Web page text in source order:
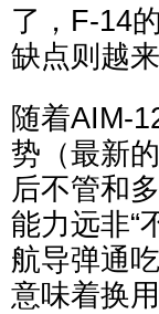
了，F-14
缺点则越
随着AIM-
势（最新
后不管和
能力远非“
航导弹通
意味着换